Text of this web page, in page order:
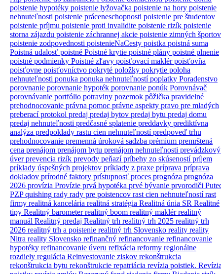
poistenie hypotéky poistenie lyžovačka poistenie na hory poistenie
nehnuteľnosti poistenie práceneschopnosti poistenie pre študentov
poistenie príjmu poistenie proti invalidite poistenie rizík poistenie
storna zájazdu poistenie záchrannej akcie poistenie zimných športov
poistenie zodpovednosti poistenieNaCesty poistka poistná suma
Poistná udalosť poistné Poistné krytie poistné plány poistné plnenie
poistné podmienky Poistné zľavy poisťovací maklérpoisťovňa
poisťovne poisťovníctvo pokryté položky pokrytie poloha
nehnuteľnosti ponuka ponuka nehnuteľnostípoplatky Poradenstvo
porovnanie porovnanie hypoték porovnanie ponúk Porovnávač
porovnávanie portfólio potraviny pozemok pôžička pravidelné
prehodnocovanie právna pomoc právne aspekty pravo pre mladých
preberací protokol predaj predaj bytov predaj bytu predaj domu
predaj nehnuteľnosti predčasné splatenie preddavky prediktívna
analýza predpoklady rastu cien nehnuteľnostípredpoveď trhu
prehodnocovanie premenná úroková sadzba prémium premrštená
cena prenájom prenájom bytu prenájom nehnuteľnosti prevádzkový
úverprevencia rizík prevody peňazípríbehy zo skúsenostípríjem
príklady úspešných projektov príklady z praxe príprava príprava
dokladov prírodné faktory prístupnosť proces prognóza prognóza
2026 provízia Provízie prvá hypotéka prvé bývanie prvorodiči
PZPquishing rady rady pre poistencov rast cien nehnuteľnostírast
firmy realitná kancelária realitná stratégia Realitná únia SR Realitné
tipy Realitný barometerrealitný boom realitný maklérrealitný
manuál Realitný predaj Realitný trh realitný trh 2025 realitný trh
2026 realitný trh a poistenie realitný trh Slovensko reality reality
Nitra reality Slovensko refinančný refinancovanie refinancovanie
hypotéky refinancovanie úveru refixácia reformy regionálne
rozdiely regulácia Reinvestovanie ziskov rekonštrukcia
rekonštrukcia bytu rekonštrukcie repatriácia revízia poistiek.